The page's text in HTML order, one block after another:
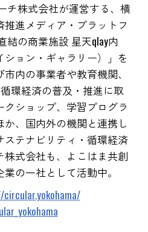
チ株式会社が運営する、横
進メディア・プラットフ
結の商業施設 星天qlay内
ション・ギャラリー）」を
内の事業者や教育機関、
環経済の普及・推進に取
クショップ、学習プログラ
、国内外の機関と連携し
テナビリティ・循環経済
式会社も、よこはま共創
の一社として活動中。